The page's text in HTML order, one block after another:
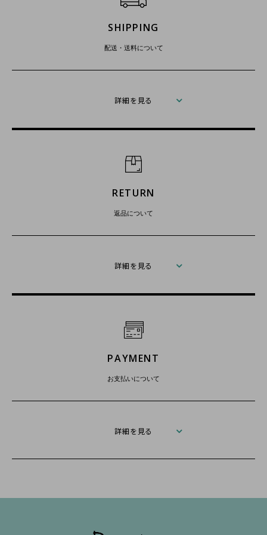
SHIPPING
配送・送料について
詳細を見る
RETURN
返品について
詳細を見る
PAYMENT
お支払いについて
詳細を見る